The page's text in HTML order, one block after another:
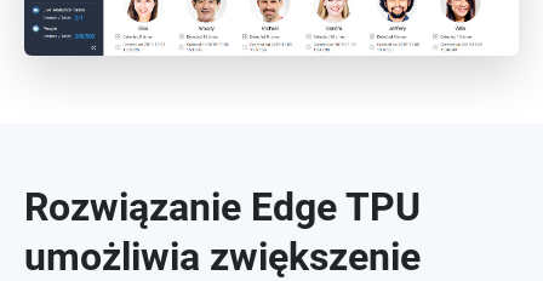
Rozwiązanie Edge TPU
umożliwia zwiększenie